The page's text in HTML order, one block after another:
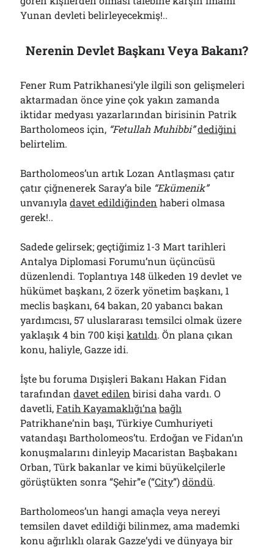
Yunan devleti belirleyecekmiş!..
Nerenin Devlet Başkanı Veya Bakanı?
Fener Rum Patrikhanesi’yle ilgili son gelişmeleri
aktarmadan önce yine çok yakın zamanda
iktidar medyası yazarlarından birisinin Patrik
Bartholomeos için, “Fetullah Muhibbi”dediğini
belirtelim.
Bartholomeos’un artık Lozan Antlaşması çatır
çatır çiğnenerek Saray’a bile “Ekümenik”
unvanıyladavet edildiğinden haberi olmasa
gerek!..
Sadede gelirsek; geçtiğimiz 1-3 Mart tarihleri
Antalya Diplomasi Forumu’nun üçüncüsü
düzenlendi. Toplantıya 148 ülkeden 19 devlet ve
hükümet başkanı, 2 özerk yönetim başkanı, 1
meclis başkanı, 64 bakan, 20 yabancı bakan
yardımcısı, 57 uluslararası temsilci olmak üzere
yaklaşık 4 bin 700 kişikatıldı. Ön plana çıkan
konu, haliyle, Gazze idi.
İşte bu foruma Dışişleri Bakanı Hakan Fidan
tarafındandavet edilen birisi daha vardı. O
davetli,Fatih Kayamaklığı’na bağlı
Patrikhane’nin başı, Türkiye Cumhuriyeti
vatandaşı Bartholomeos’tu. Erdoğan ve Fidan’ın
konuşmalarını dinleyip Macaristan Başbakanı
Orban, Türk bakanlar ve kimi büyükelçilerle
görüştükten sonra “Şehir”e (“City”)döndü.
Bartholomeos’un hangi amaçla veya nereyi
temsilen davet edildiği bilinmez, ama mademki
konu ağırlıklı olarak Gazze’ydi ve dünyaya bir